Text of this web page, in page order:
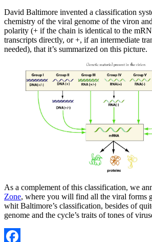
David Baltimore invented a classification
chemistry of the viral genome of the viron
polarity (+ if the chain is identical to the
transcripts directly, or +, if an intermediate
needed), that it’s summarized on this picture.
As a complement of this classification, we
Zone, where you will find all the viral forms
whit Baltimore’s classification, besides of
genome and the cycle’s traits of tones of